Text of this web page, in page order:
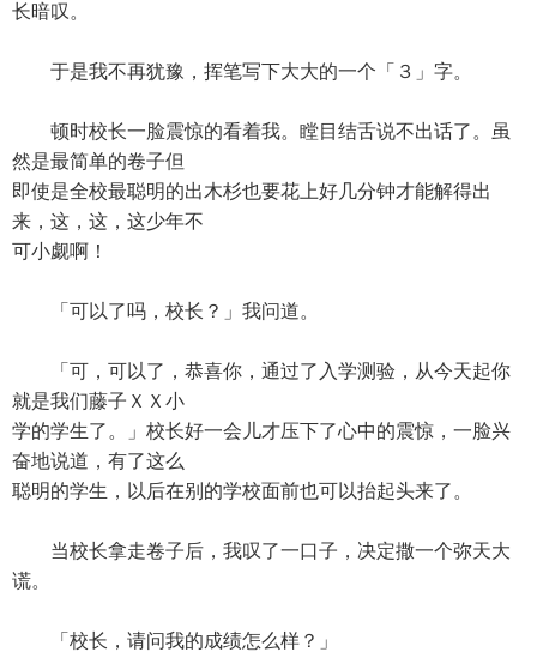
长暗叹。
于是我不再犹豫，挥笔写下大大的一个「３」字。
顿时校长一脸震惊的看着我。瞠目结舌说不出话了。虽
然是最简单的卷子但
即使是全校最聪明的出木杉也要花上好几分钟才能解得出
来，这，这，这少年不
可小觑啊！
「可以了吗，校长？」我问道。
「可，可以了，恭喜你，通过了入学测验，从今天起你
就是我们藤子ＸＸ小
学的学生了。」校长好一会儿才压下了心中的震惊，一脸兴
奋地说道，有了这么
聪明的学生，以后在别的学校面前也可以抬起头来了。
当校长拿走卷子后，我叹了一口子，决定撒一个弥天大
谎。
「校长，请问我的成绩怎么样？」